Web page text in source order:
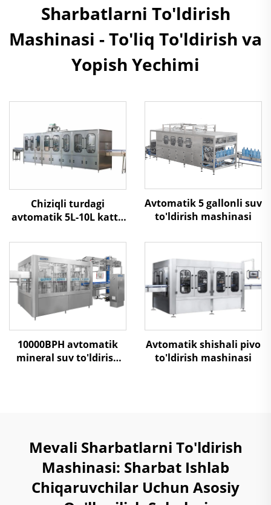
Sharbatlarni To'ldirish
Mashinasi - To'liq To'ldirish va
Yopish Yechimi
Chiziqli turdagi
avtomatik 5L-10L katta
to'ldirish mashinasi
Avtomatik 5 gallonli suv
to'ldirish mashinasi
10000BPH avtomatik
mineral suv to'ldirish
Avtomatik shishali pivo
to'ldirish mashinasi
Mevali Sharbatlarni To'ldirish
Mashinasi: Sharbat Ishlab
Chiqaruvchilar Uchun Asosiy